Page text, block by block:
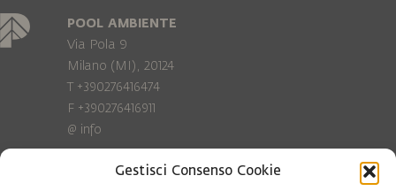
Gestisci Consenso Cookie
POOL AMBIENTE
Via Pola 9
Milano (MI), 20124
T +390276416474
F +390276416911
@ info
Privacy Policy